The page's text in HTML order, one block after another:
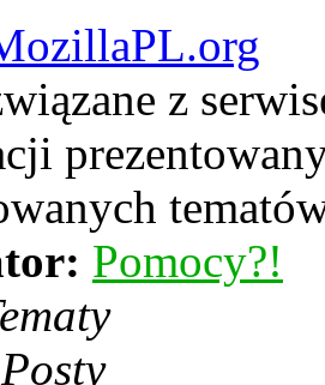
z
Pomocy?!
Posty